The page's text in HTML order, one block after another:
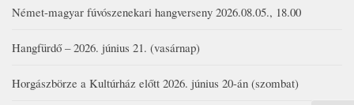
Német-magyar fúvószenekari hangverseny 2026.08.05., 18.00
Hangfürdő – 2026. június 21. (vasárnap)
Horgászbörze a Kultúrház előtt 2026. június 20-án (szombat)